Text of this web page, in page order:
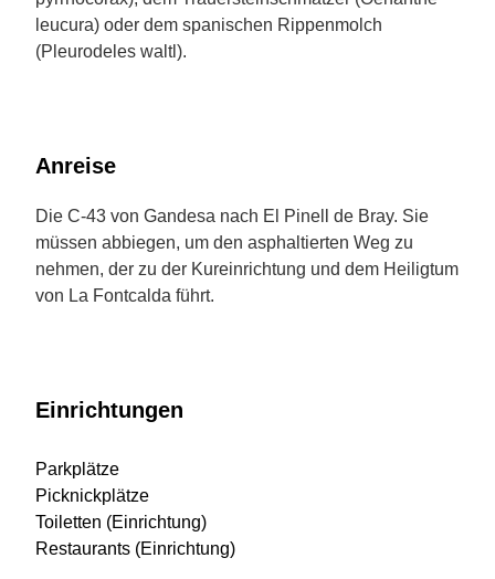
leucura) oder dem spanischen Rippenmolch
(Pleurodeles waltl).
Anreise
Die C-43 von Gandesa nach El Pinell de Bray. Sie
müssen abbiegen, um den asphaltierten Weg zu
nehmen, der zu der Kureinrichtung und dem Heiligtum
von La Fontcalda führt.
Einrichtungen
Parkplätze
Picknickplätze
Toiletten (Einrichtung)
Restaurants (Einrichtung)